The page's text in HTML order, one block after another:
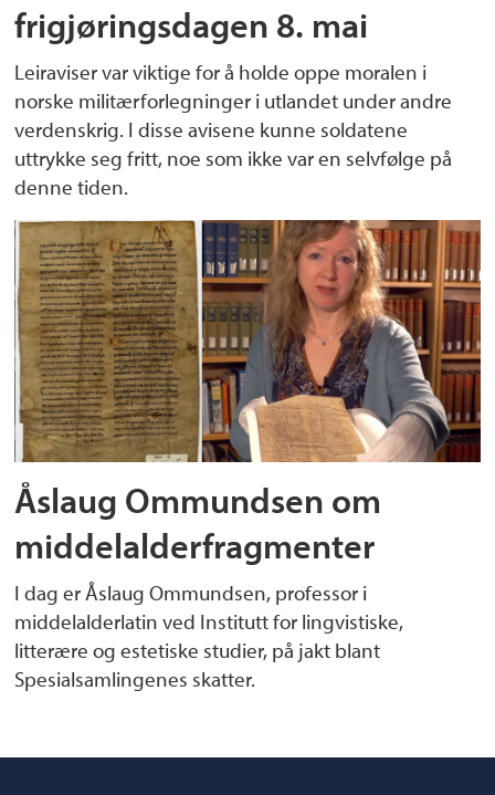
frigjøringsdagen 8. mai
Leiraviser var viktige for å holde oppe moralen i
norske militærforlegninger i utlandet under andre
verdenskrig. I disse avisene kunne soldatene
uttrykke seg fritt, noe som ikke var en selvfølge på
denne tiden.
Åslaug Ommundsen om
middelalderfragmenter
I dag er Åslaug Ommundsen, professor i
middelalderlatin ved Institutt for lingvistiske,
litterære og estetiske studier, på jakt blant
Spesialsamlingenes skatter.